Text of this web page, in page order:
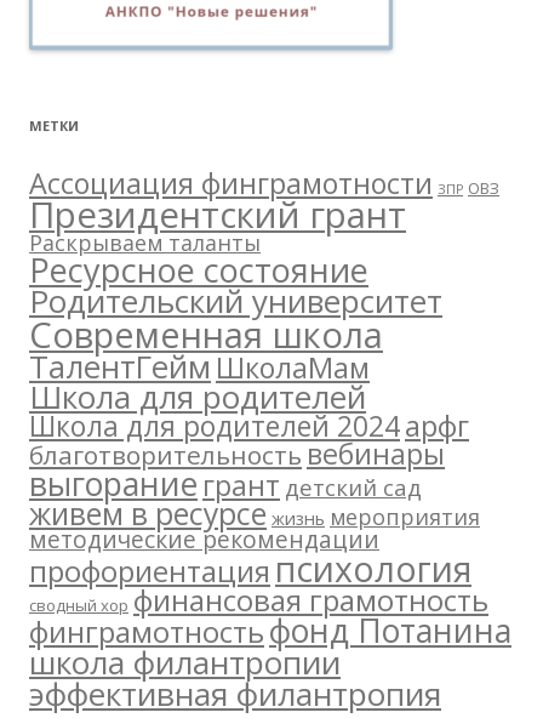
МЕТКИ
Ассоциация финграмотности ЗПР ОВЗ
Президентский грант
Раскрываем таланты
Ресурсное состояние
Родительский университет
Современная школа
ТалентГеймШколаМам
Школа для родителей
Школа для родителей 2024арфг
благотворительностьвебинары
выгораниегрант детский сад
живем в ресурсе жизнь мероприятия
методические рекомендации
профориентация психология
сводный хор финансовая грамотность
финграмотностьфонд Потанина
школа филантропии
эффективная филантропия